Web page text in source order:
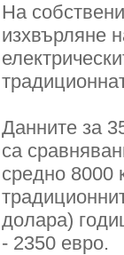
На
изхвърляне
Данните за
са
средно 8000
долара)
- 2350 евро.